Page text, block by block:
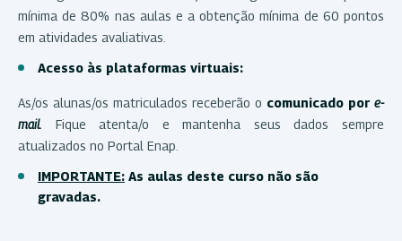
mínima de 80% nas aulas e a obtenção mínima de 60 pontos
em atividades avaliativas.
Acesso às plataformas virtuais:
As/os alunas/os matriculados receberão o comunicado por e-
mail. Fique atenta/o e mantenha seus dados sempre
atualizados no Portal Enap.
IMPORTANTE: As aulas deste curso não são
gravadas.